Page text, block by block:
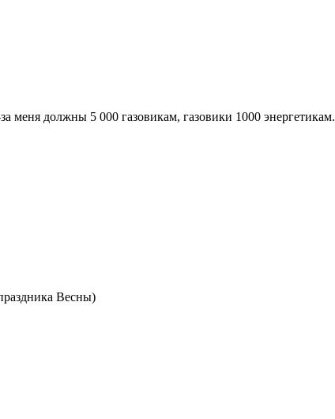
должны 5 000 газовикам, газовики 1000 энергетикам.
Весны)